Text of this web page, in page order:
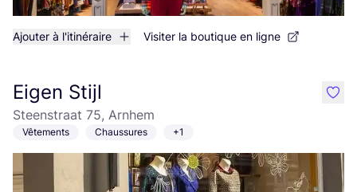
Ajouter à l'itinéraire Visiter la boutique en ligne
Eigen Stijl
Steenstraat 75, Arnhem
Vêtements Chaussures +1
like